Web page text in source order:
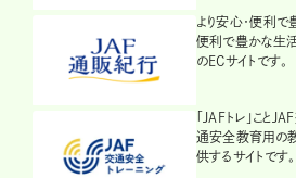
より安心・便利で
便利で豊かな生
のECサイトです。
「JAFトレ」こと
通安全教育用の
供するサイトです。